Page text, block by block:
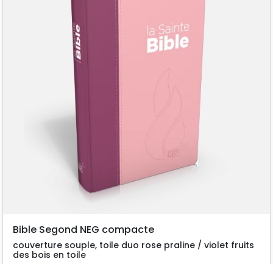
Bible Segond NEG compacte
couverture souple, toile duo rose praline / violet fruits
des bois en toile